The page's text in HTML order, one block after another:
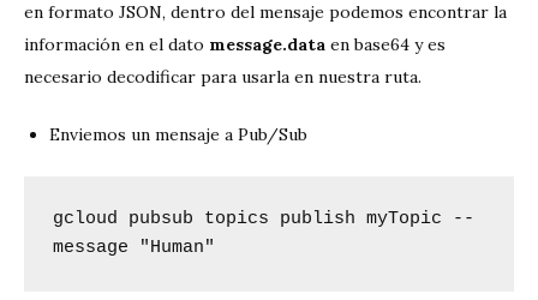
en formato JSON, dentro del mensaje podemos encontrar la
información en el dato message.data en base64 y es
necesario decodificar para usarla en nuestra ruta.
Enviemos un mensaje a Pub/Sub
gcloud pubsub topics publish myTopic --
message "Human"